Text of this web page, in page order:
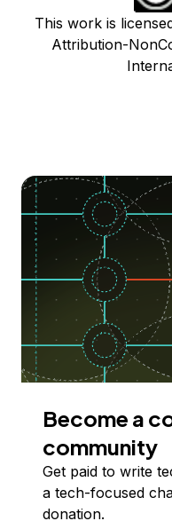
This work is
Attribution-
Become a
community
Get paid to write
a tech-focused
donation.